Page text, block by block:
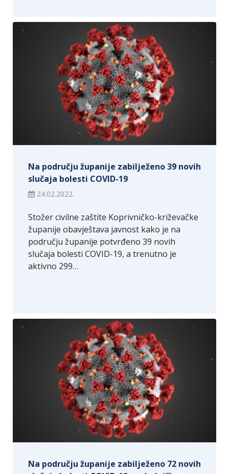
Na području županije zabilježeno 39 novih
slučaja bolesti COVID-19
24.02.2022.
Stožer civilne zaštite Koprivničko-križevačke
županije obavještava javnost kako je na
području županije potvrđeno 39 novih
slučaja bolesti COVID-19, a trenutno je
aktivno 299…
Na području županije zabilježeno 72 novih